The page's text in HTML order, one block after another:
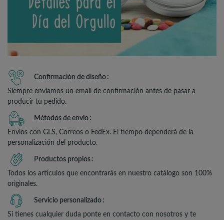
Confirmación de diseño
Siempre enviamos un email de confirmación antes de pasar a
producir tu pedido.
Métodos de envío
Envíos con GLS, Correos o FedEx. El tiempo dependerá de la
personalización del producto.
Productos propios
Todos los artículos que encontrarás en nuestro catálogo son 100%
originales.
Servicio personalizado
Si tienes cualquier duda ponte en contacto con nosotros y te